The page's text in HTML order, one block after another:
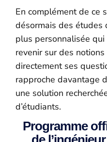
En complément de ce
désormais des études
plus personnalisée qui
revenir sur des
directement ses
rapproche davantage
une solution
d’étudiants.
Programme